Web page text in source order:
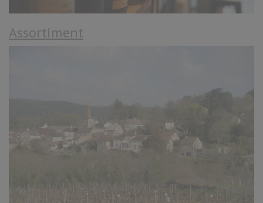
Assortiment